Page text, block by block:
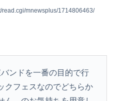
read.cgi/mnewsplus/1714806463/
ンドを一番の目的で行
クフェスなのでどちらか